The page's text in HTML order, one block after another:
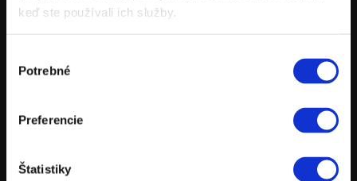
keď ste používali ich služby.
súhlasu
Potrebné
Preferencie
Štatistiky